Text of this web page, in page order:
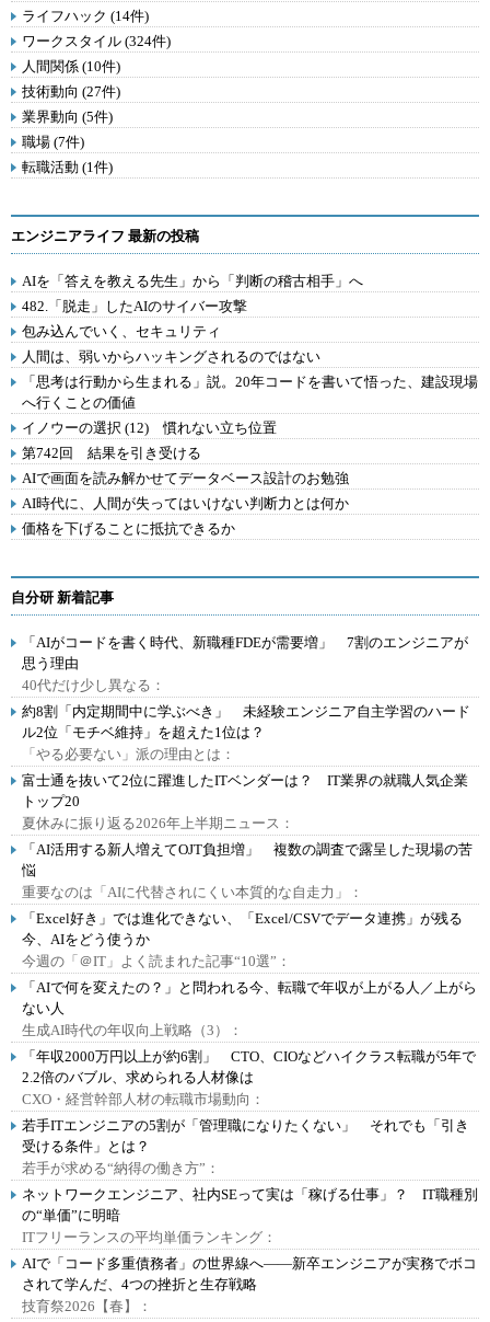
ライフハック (14件)
ワークスタイル (324件)
人間関係 (10件)
技術動向 (27件)
業界動向 (5件)
職場 (7件)
転職活動 (1件)
エンジニアライフ 最新の投稿
AIを「答えを教える先生」から「判断の稽古相手」へ
482.「脱走」したAIのサイバー攻撃
包み込んでいく、セキュリティ
人間は、弱いからハッキングされるのではない
「思考は行動から生まれる」説。20年コードを書いて悟った、建設現場
へ行くことの価値
イノウーの選択 (12) 慣れない立ち位置
第742回 結果を引き受ける
AIで画面を読み解かせてデータベース設計のお勉強
AI時代に、人間が失ってはいけない判断力とは何か
価格を下げることに抵抗できるか
自分研 新着記事
「AIがコードを書く時代、新職種FDEが需要増」 7割のエンジニアが
思う理由
40代だけ少し異なる：
約8割「内定期間中に学ぶべき」 未経験エンジニア自主学習のハード
ル2位「モチベ維持」を超えた1位は？
「やる必要ない」派の理由とは：
富士通を抜いて2位に躍進したITベンダーは？ IT業界の就職人気企業
トップ20
夏休みに振り返る2026年上半期ニュース：
「AI活用する新人増えてOJT負担増」 複数の調査で露呈した現場の苦
悩
重要なのは「AIに代替されにくい本質的な自走力」：
「Excel好き」では進化できない、「Excel/CSVでデータ連携」が残る
今、AIをどう使うか
今週の「＠IT」よく読まれた記事“10選”：
「AIで何を変えたの？」と問われる今、転職で年収が上がる人／上がら
ない人
生成AI時代の年収向上戦略（3）：
「年収2000万円以上が約6割」 CTO、CIOなどハイクラス転職が5年で
2.2倍のバブル、求められる人材像は
CXO・経営幹部人材の転職市場動向：
若手ITエンジニアの5割が「管理職になりたくない」 それでも「引き
受ける条件」とは？
若手が求める“納得の働き方”：
ネットワークエンジニア、社内SEって実は「稼げる仕事」？ IT職種別
の“単価”に明暗
ITフリーランスの平均単価ランキング：
AIで「コード多重債務者」の世界線へ――新卒エンジニアが実務でボコ
されて学んだ、4つの挫折と生存戦略
技育祭2026【春】：